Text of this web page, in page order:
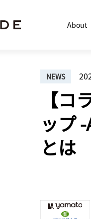
About
NEWS
【
ップ
とは